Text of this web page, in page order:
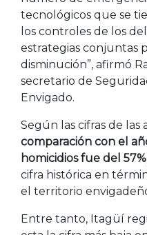
tecnológicos que se
los controles de los
estrategias conjuntas
disminución”, afirmó
secretario de
Envigado.
Según las cifras de las
comparación con el
homicidios fue del 57%
cifra histórica en
el territorio
Entre tanto, Itagüí